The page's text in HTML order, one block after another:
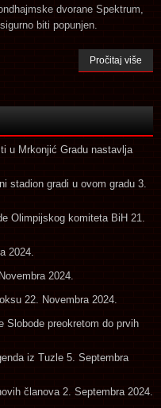
dvorane Spektrum,
biti popunjen.
Pročitaj više
u Mrkonjić Gradu nastavlja
stadion gradi u ovom gradu 3.
Olimpijskog komiteta BiH 21.
2024.
2024.
22. Novembra 2024.
Slobode preokretom do prvih
iz Tuzle 5. Septembra
članova 2. Septembra 2024.